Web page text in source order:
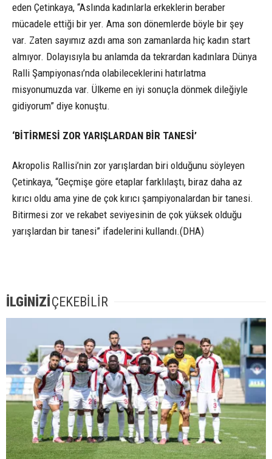
eden Çetinkaya, “Aslında kadınlarla erkeklerin beraber
mücadele ettiği bir yer. Ama son dönemlerde böyle bir şey
var. Zaten sayımız azdı ama son zamanlarda hiç kadın start
almıyor. Dolayısıyla bu anlamda da tekrardan kadınlara Dünya
Ralli Şampiyonası’nda olabileceklerini hatırlatma
misyonumuzda var. Ülkeme en iyi sonuçla dönmek dileğiyle
gidiyorum” diye konuştu.
‘BİTİRMESİ ZOR YARIŞLARDAN BİR TANESİ’
Akropolis Rallisi’nin zor yarışlardan biri olduğunu söyleyen
Çetinkaya, “Geçmişe göre etaplar farklılaştı, biraz daha az
kırıcı oldu ama yine de çok kırıcı şampiyonalardan bir tanesi.
Bitirmesi zor ve rekabet seviyesinin de çok yüksek olduğu
yarışlardan bir tanesi” ifadelerini kullandı.(DHA)
İLGİNİZİÇEKEBİLİR